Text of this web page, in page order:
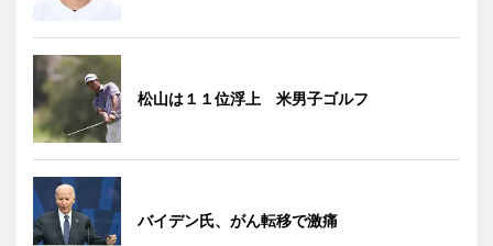
松山は１１位浮上 米男子ゴルフ
バイデン氏、がん転移で激痛